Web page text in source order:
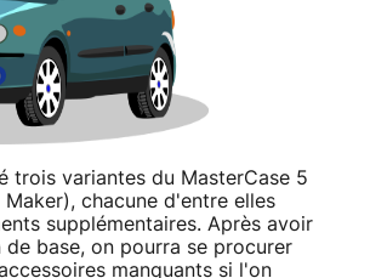
trois variantes du MasterCase 5
chacune d'entre elles
supplémentaires. Après avoir
de base, on pourra se procurer
manquants si l'on